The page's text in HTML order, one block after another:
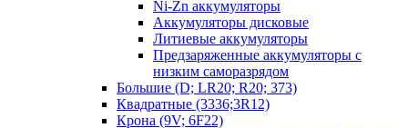
Ni-Zn аккумуляторы
Аккумуляторы дисковые
Литиевые аккумуляторы
Предзаряженные аккумуляторы с
низким саморазрядом
Большие (D; LR20; R20; 373)
Квадратные (3336;3R12)
Крона (9V; 6F22)